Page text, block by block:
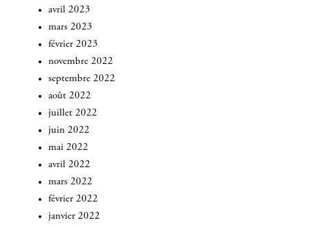
avril 2023
mars 2023
février 2023
novembre 2022
septembre 2022
août 2022
juillet 2022
juin 2022
mai 2022
avril 2022
mars 2022
février 2022
janvier 2022